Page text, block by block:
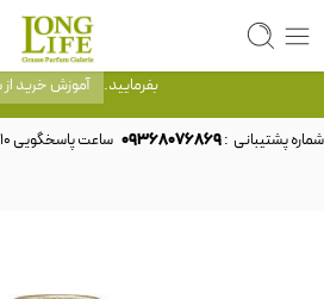
توجه! برند لانگ لایف رایحه های معروف را با
عرضه می کند.که با انتخاب حجم هر ادکلنی می
بفرمایید. آموزش خرید
شماره پشتیبانی :09368076869